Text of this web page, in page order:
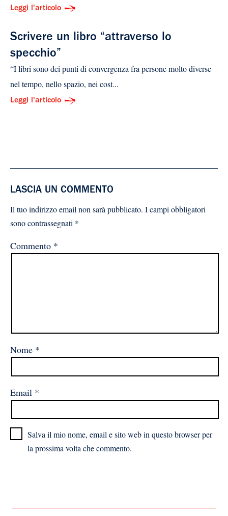
Leggi l'articolo
Scrivere un libro “attraverso lo
specchio”
“I libri sono dei punti di convergenza fra persone molto diverse
nel tempo, nello spazio, nei cost...
Leggi l'articolo
LASCIA UN COMMENTO
Il tuo indirizzo email non sarà pubblicato. I campi obbligatori
sono contrassegnati *
Commento *
Nome *
Email *
Salva il mio nome, email e sito web in questo browser per
la prossima volta che commento.